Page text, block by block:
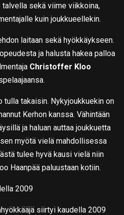
sekä viime viikkoina,
kuin joukkueellekin.
laitaan sekä hyökkäykseen.
ja halusta hakea palloa
Christoffer Kloo
tulla takaisin. Nykyjoukkuekin on
Kerhon kanssa. Vähintään
ja haluan auttaa joukkuetta
myötä vielä mahdollisessa
tulee hyvä kausi vielä niin
Haanpää paluustaan kotiin.
2009
siirtyi kaudella 2009